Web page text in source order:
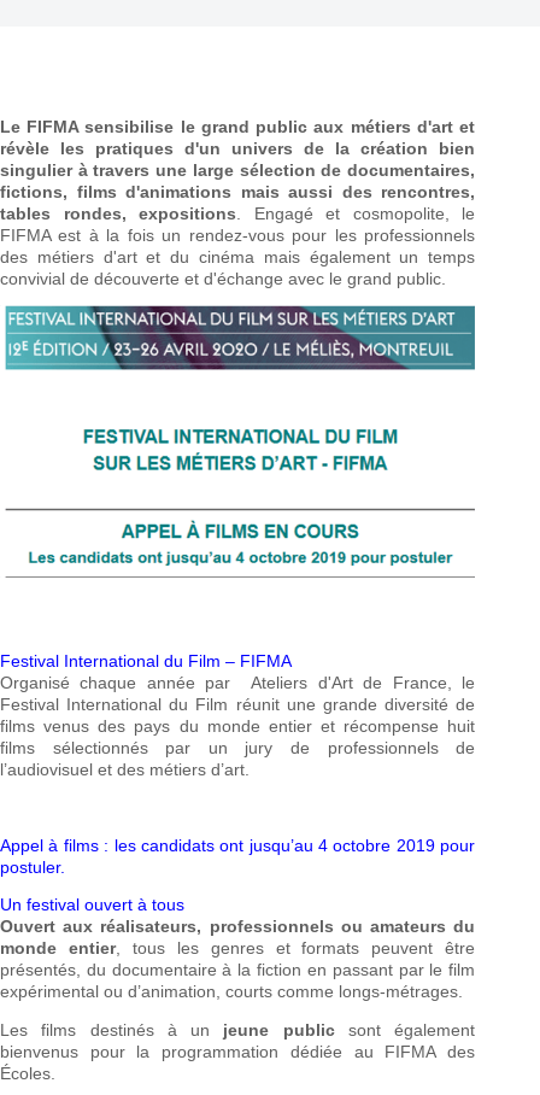
Le FIFMA sensibilise le grand public aux métiers d'art et
révèle les pratiques d'un univers de la création bien
singulier à travers une large sélection de documentaires,
fictions, films d'animations mais aussi des rencontres,
tables rondes, expositions . Engagé et cosmopolite, le
FIFMA est à la fois un rendez-vous pour les professionnels
des métiers d'art et du cinéma mais également un temps
convivial de découverte et d'échange avec le grand public.
Festival International du Film – FIFMA
Organisé chaque année par Ateliers d'Art de France, le
Festival International du Film réunit une grande diversité de
films venus des pays du monde entier et récompense huit
films sélectionnés par un jury de professionnels de
l’audiovisuel et des métiers d’art.
Appel à films : les candidats ont jusqu’au 4 octobre 2019 pour
postuler.
Un festival ouvert à tous
Ouvert aux réalisateurs, professionnels ou amateurs du
monde entier, tous les genres et formats peuvent être
présentés, du documentaire à la fiction en passant par le film
expérimental ou d’animation, courts comme longs-métrages.
Les films destinés à un jeune public sont également
bienvenus pour la programmation dédiée au FIFMA des
Écoles.